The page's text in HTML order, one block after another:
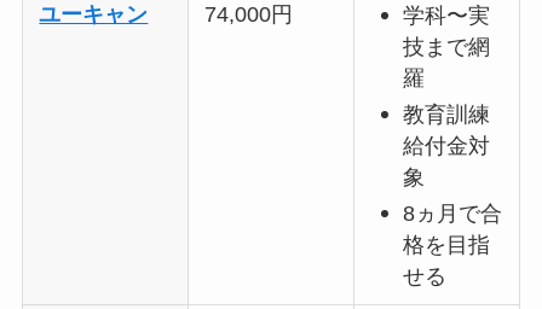
ユーキャン 74,000円
学科〜実
技まで網
羅
教育訓練
給付金対
象
8ヵ月で合
格を目指
せる